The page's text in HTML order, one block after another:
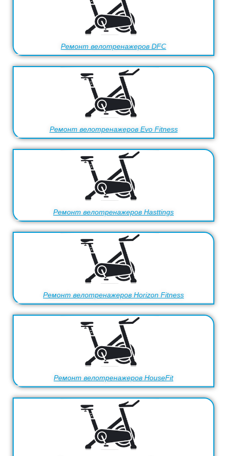
Ремонт велотренажеров DFC
Ремонт велотренажеров Evo Fitness
Ремонт велотренажеров Hasttings
Ремонт велотренажеров Horizon Fitness
Ремонт велотренажеров HouseFit